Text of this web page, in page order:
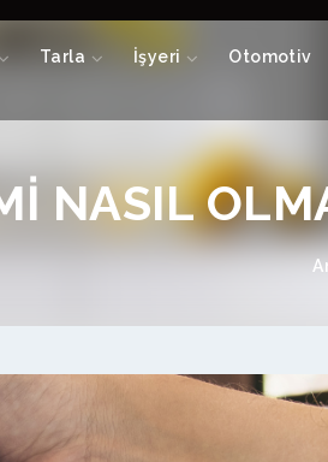
Tarla İşyeri Otomotiv
NASIL